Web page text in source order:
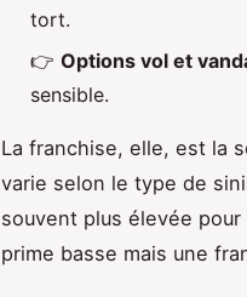
tort.
👉 Options vol et
sensible.
La franchise, elle, est la
varie selon le type de
souvent plus élevée
prime basse mais une